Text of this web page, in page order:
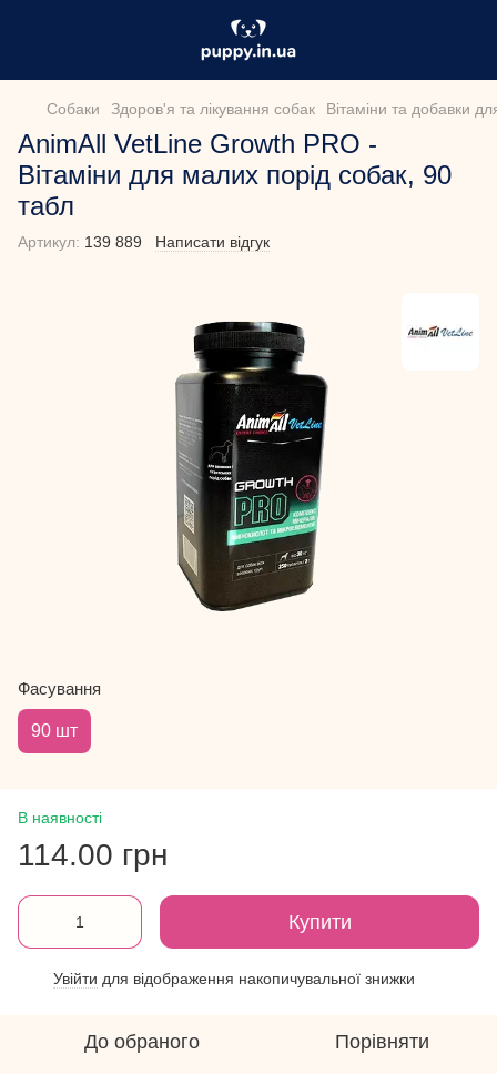
Собаки Здоров'я та лікування собак Вітаміни та добавки
AnimAll VetLine Growth PRO -
Вітаміни для малих порід собак, 90
табл
Артикул: 139 889 Написати відгук
Фасування
90 шт
В наявності
114.00 грн
Купити
Увійти для відображення накопичувальної знижки
До обраного Порівняти